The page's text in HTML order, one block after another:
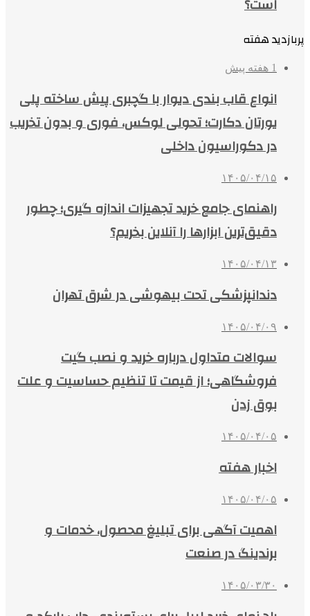
پربازدید هفته
1 هفته پیش
انواع قاب بندی دیوار با گچبری پیش ساخته پلی
یورتان دکارت؛ تحولی لوکس، فوری و بدون تخریب
در دکوراسیون داخلی
۱۴۰۵/۰۴/۱۵
راهنمای جامع خرید تجهیزات اندازه گیری؛ چطور
دقیق‌ترین ابزارها را آنلاین بخریم؟
۱۴۰۵/۰۴/۱۳
دندانپزشکی تحت بیهوشی در شرق تهران
۱۴۰۵/۰۴/۰۹
سوالات متداول درباره خرید و نصب گیت
فروشگاهی؛ از قیمت تا تنظیم حساسیت و علت
بوق زدن
۱۴۰۵/۰۴/۰۵
اخبار هفته
۱۴۰۵/۰۴/۰۵
اهمیت آگهی برای تبلیغ محصول، خدمات و
برندینگ در صنعت
۱۴۰۵/۰۳/۳۰